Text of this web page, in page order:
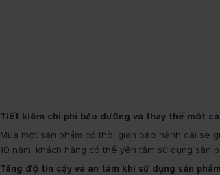
Tiết kiệm chi phí bảo dưỡng và thay thế một
Mua một sản phẩm có thời gian bảo hành dài sẽ
10 năm, khách hàng có thể yên tâm sử dụng sản
Tăng độ tin cậy và an tâm khi sử dụng sản phẩm